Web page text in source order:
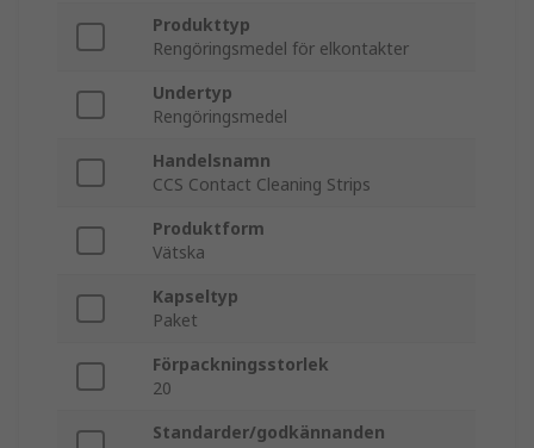
Produkttyp
Rengöringsmedel för elkontakter
Undertyp
Rengöringsmedel
Handelsnamn
CCS Contact Cleaning Strips
Produktform
Vätska
Kapseltyp
Paket
Förpackningsstorlek
20
Standarder/godkännanden